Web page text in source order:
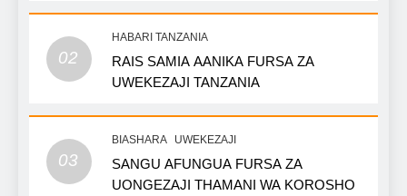
02
HABARI TANZANIA
RAIS SAMIA AANIKA FURSA ZA
UWEKEZAJI TANZANIA
03
BIASHARA UWEKEZAJI
SANGU AFUNGUA FURSA ZA
UONGEZAJI THAMANI WA KOROSHO